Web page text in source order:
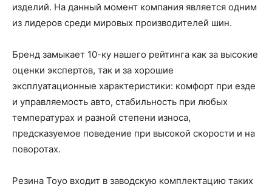
изделий. На данный момент компания является одним
из лидеров среди мировых производителей шин.
Бренд замыкает 10-ку нашего рейтинга как за высокие
оценки экспертов, так и за хорошие
эксплуатационные характеристики: комфорт при езде
и управляемость авто, стабильность при любых
температурах и разной степени износа,
предсказуемое поведение при высокой скорости и на
поворотах.
Резина Toyo входит в заводскую комплектацию таких